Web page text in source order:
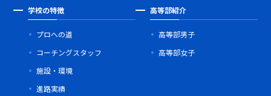
学校の特徴
プロへの道
コーチングスタッフ
施設・環境
進路実績
高等部紹介
高等部男子
高等部女子